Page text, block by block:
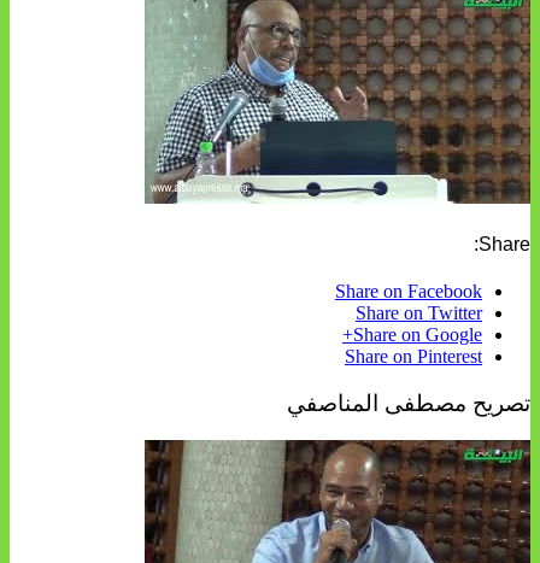
Share:
Share on Facebook
Share on Twitter
Share on Google+
Share on Pinterest
تصريح مصطفى المناصفي